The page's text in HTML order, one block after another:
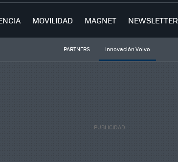
MOVILIDAD MAGNET NEWSLETTER
PARTNERS Innovación Volvo